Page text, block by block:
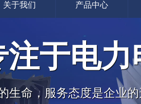
关于我们 产品中心
注于电
生命，服务态度是企业